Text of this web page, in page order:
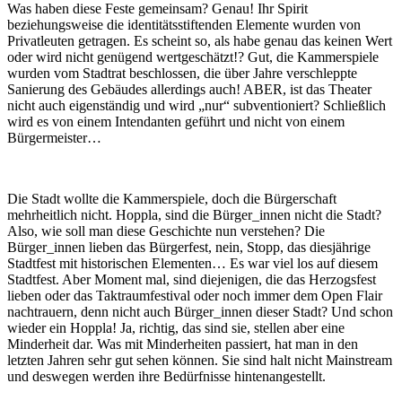
Was haben diese Feste gemeinsam? Genau! Ihr Spirit
beziehungsweise die identitätsstiftenden Elemente wurden von
Privatleuten getragen. Es scheint so, als habe genau das keinen Wert
oder wird nicht genügend wertgeschätzt!? Gut, die Kammerspiele
wurden vom Stadtrat beschlossen, die über Jahre verschleppte
Sanierung des Gebäudes allerdings auch! ABER, ist das Theater
nicht auch eigenständig und wird „nur“ subventioniert? Schließlich
wird es von einem Intendanten geführt und nicht von einem
Bürgermeister…
Die Stadt wollte die Kammerspiele, doch die Bürgerschaft
mehrheitlich nicht. Hoppla, sind die Bürger_innen nicht die Stadt?
Also, wie soll man diese Geschichte nun verstehen? Die
Bürger_innen lieben das Bürgerfest, nein, Stopp, das diesjährige
Stadtfest mit historischen Elementen… Es war viel los auf diesem
Stadtfest. Aber Moment mal, sind diejenigen, die das Herzogsfest
lieben oder das Taktraumfestival oder noch immer dem Open Flair
nachtrauern, denn nicht auch Bürger_innen dieser Stadt? Und schon
wieder ein Hoppla! Ja, richtig, das sind sie, stellen aber eine
Minderheit dar. Was mit Minderheiten passiert, hat man in den
letzten Jahren sehr gut sehen können. Sie sind halt nicht Mainstream
und deswegen werden ihre Bedürfnisse hintenangestellt.